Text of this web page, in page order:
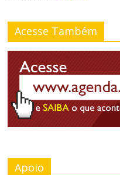
t
o
o
r
m
n
h
Acesse Também
Apoio